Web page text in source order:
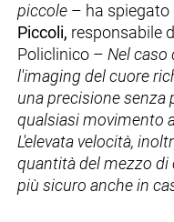
piccole – ha
Piccoli, responsabile
Policlinico –Nel caso
l'imaging del cuore
una precisione senza
qualsiasi movimento
L'elevata velocità,
quantità del mezzo di
più sicuro anche in